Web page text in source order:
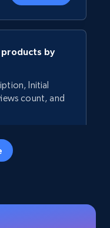
by
Initial
count, and